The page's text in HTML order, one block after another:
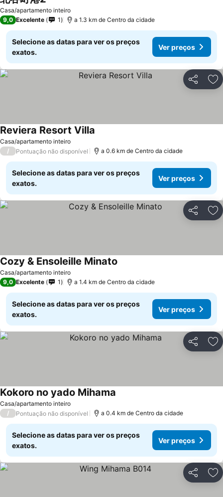
Casa/apartamento inteiro
9,0 Excelente 1 a 1.3 km de Centro da cidade
Selecione as datas para ver os preços
exatos.
Ver preços
Partilhar
Casa/apartamento inteiro
Reviera Resort Villa
/ Pontuação não disponível a 0.6 km de Centro da cidade
Selecione as datas para ver os preços
exatos.
Ver preços
Partilhar
Casa/apartamento inteiro
Cozy & Ensoleille Minato
9,0 Excelente 1 a 1.4 km de Centro da cidade
Selecione as datas para ver os preços
exatos.
Ver preços
Partilhar
Casa/apartamento inteiro
Kokoro no yado Mihama
/ Pontuação não disponível a 0.4 km de Centro da cidade
Selecione as datas para ver os preços
exatos.
Ver preços
Partilhar